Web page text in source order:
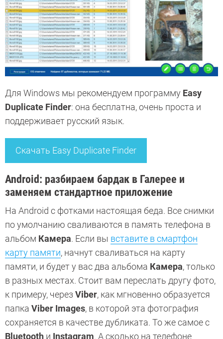
Для Windows мы рекомендуем программу Easy
Duplicate Finder: она бесплатна, очень проста и
поддерживает русский язык.
Скачать Easy Duplicate Finder
Android: разбираем бардак в Галерее и
заменяем стандартное приложение
На Android с фотками настоящая беда. Все снимки
по умолчанию сваливаются в память телефона в
альбом Камера. Если вы вставите в смартфон
карту памяти, начнут сваливаться на карту
памяти, и будет у вас два альбома Камера, только
в разных местах. Стоит вам переслать другу фото,
к примеру, через Viber, как мгновенно образуется
папка Viber Images, в которой эта фотография
сохраняется в качестве дубликата. То же самое с
Bluetooth и Instagram. А сколько на телефоне